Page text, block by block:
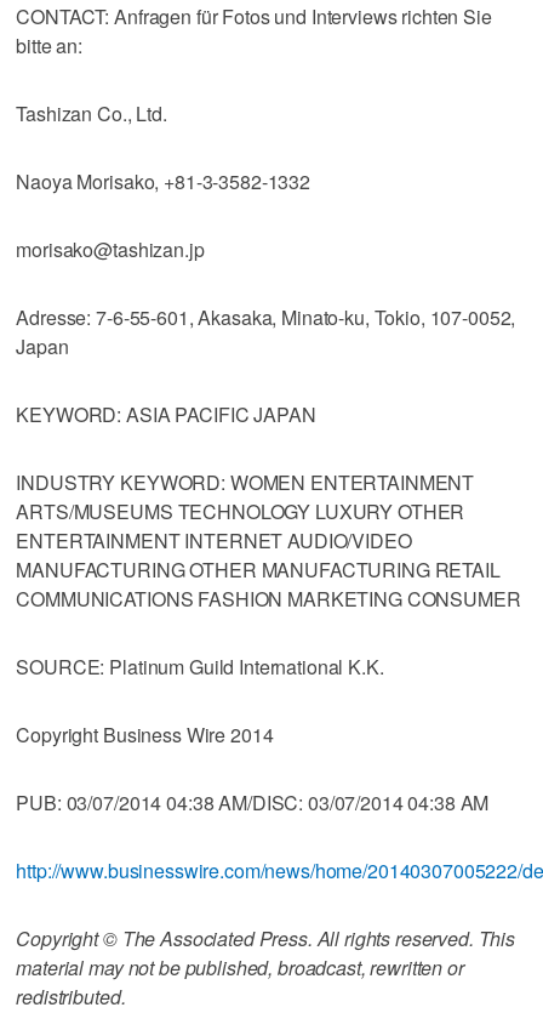
CONTACT: Anfragen für Fotos und Interviews richten Sie
bitte an:
Tashizan Co., Ltd.
Naoya Morisako, +81-3-3582-1332
morisako@tashizan.jp
Adresse: 7-6-55-601, Akasaka, Minato-ku, Tokio, 107-0052,
Japan
KEYWORD: ASIA PACIFIC JAPAN
INDUSTRY KEYWORD: WOMEN ENTERTAINMENT
ARTS/MUSEUMS TECHNOLOGY LUXURY OTHER
ENTERTAINMENT INTERNET AUDIO/VIDEO
MANUFACTURING OTHER MANUFACTURING RETAIL
COMMUNICATIONS FASHION MARKETING CONSUMER
SOURCE: Platinum Guild International K.K.
Copyright Business Wire 2014
PUB: 03/07/2014 04:38 AM/DISC: 03/07/2014 04:38 AM
http://www.businesswire.com/news/home/20140307005222/de
Copyright © The Associated Press. All rights reserved. This
material may not be published, broadcast, rewritten or
redistributed.